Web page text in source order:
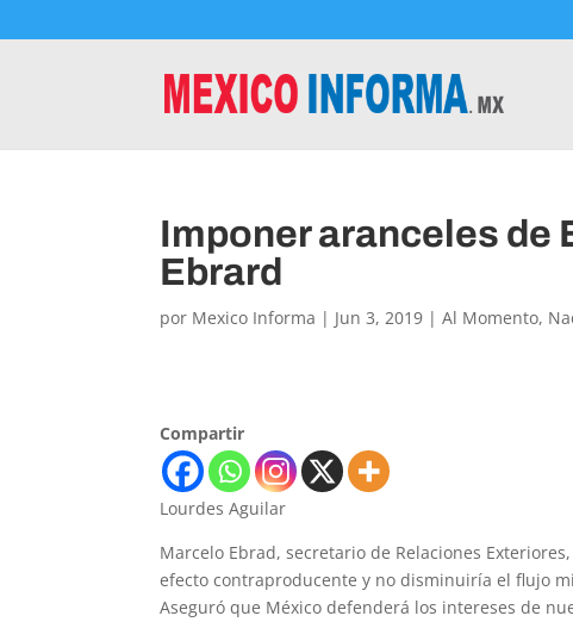
Imponer aranceles de
Ebrard
por Mexico Informa | Jun 3, 2019 |Al Momento,
Compartir
Lourdes Aguilar
Marcelo Ebrad, secretario de Relaciones
efecto contraproducente y no disminuiría el flujo
Aseguró que México defenderá los intereses de